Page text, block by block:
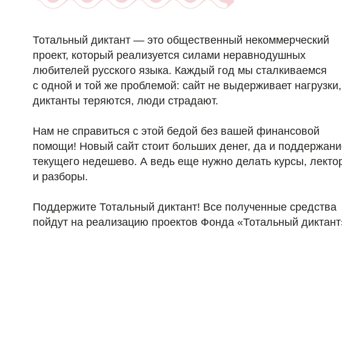
Тотальный диктант — это общественный некоммерческий
проект, который реализуется силами неравнодушных
любителей русского языка. Каждый год мы сталкиваемся
с одной и той же проблемой: сайт не выдерживает нагрузки,
диктанты теряются, люди страдают.
Нам не справиться с этой бедой без вашей финансовой
помощи! Новый сайт стоит больших денег, да и
текущего недешево. А ведь еще нужно делать курсы,
и разборы.
Поддержите Тотальный диктант! Все полученные средства
пойдут на реализацию проектов Фонда «Тотальный